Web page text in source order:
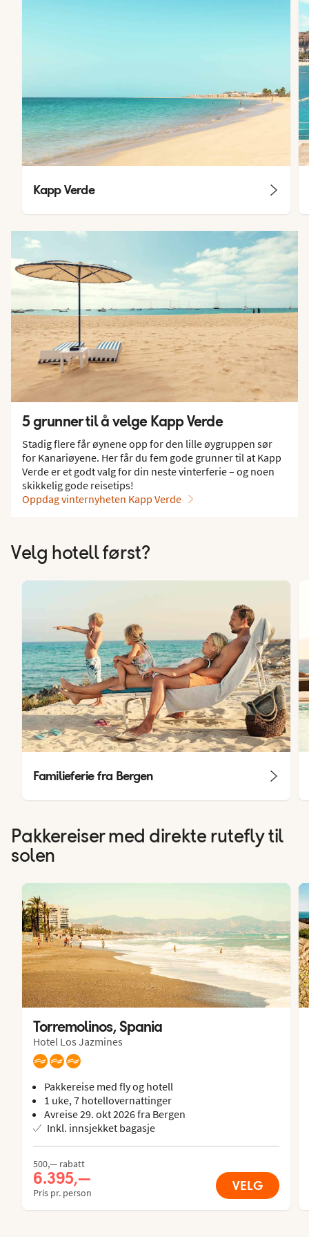
Kapp Verde
5 grunner til å velge Kapp Verde
Stadig flere får øynene opp for den lille øygruppen sør
for Kanariøyene. Her får du fem gode grunner til at Kapp
Verde er et godt valg for din neste vinterferie – og noen
skikkelig gode reisetips!
Oppdag vinternyheten Kapp Verde
Velg hotell først?
Familieferie fra Bergen
Pakkereiser med direkte rutefly til
solen
Torremolinos, Spania
Hotel Los Jazmines
Pakkereise med fly og hotell
1 uke, 7 hotellovernattinger
Avreise 29. okt 2026 fra Bergen
Inkl. innsjekket bagasje
500,— rabatt
6.395,—
Pris pr. person VELG